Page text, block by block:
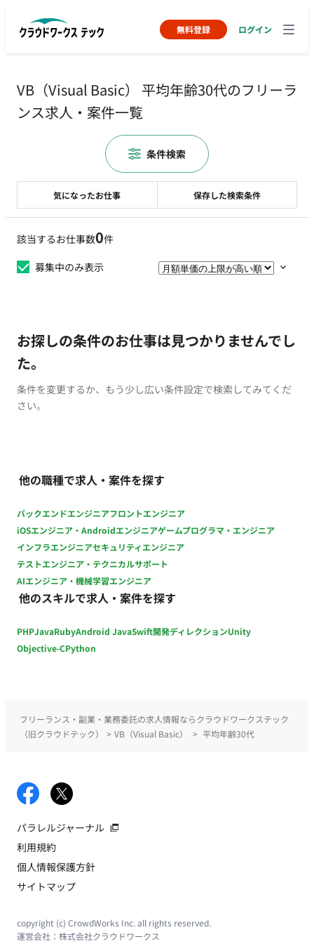
無料登録 ログイン
VB（Visual Basic） 平均年齢30代のフリーラ
ンス求人・案件一覧
該当するお仕事数0件
募集中のみ表示
お探しの条件のお仕事は見つかりませんでし
た。
条件を変更するか、もう少し広い条件設定で検索してみてくだ
さい。
他の職種で求人・案件を探す
バックエンドエンジニアフロントエンジニア
iOSエンジニア・Androidエンジニアゲームプログラマ・エンジニア
インフラエンジニアセキュリティエンジニア
テストエンジニア・テクニカルサポート
AIエンジニア・機械学習エンジニア
他のスキルで求人・案件を探す
PHPJavaRubyAndroid JavaSwift開発ディレクションUnity
Objective-CPython
気になったお仕事 保存した検索条件
条件検索
フリーランス・副業・業務委託の求人情報ならクラウドワークステック
（旧クラウドテック）
> VB（Visual Basic） > 平均年齢30代
パラレルジャーナル
利用規約
個人情報保護方針
サイトマップ
copyright (c) CrowdWorks Inc. all rights reserved.
運営会社： 株式会社クラウドワークス